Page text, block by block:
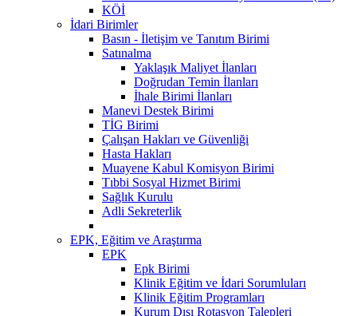
KÖİ
İdari Birimler
Basın - İletişim ve Tanıtım Birimi
Satınalma
Yaklaşık Maliyet İlanları
Doğrudan Temin İlanları
İhale Birimi İlanları
Manevi Destek Birimi
TİG Birimi
Çalışan Hakları ve Güvenliği
Hasta Hakları
Muayene Kabul Komisyon Birimi
Tıbbi Sosyal Hizmet Birimi
Sağlık Kurulu
Adli Sekreterlik
EPK, Eğitim ve Araştırma
EPK
Epk Birimi
Klinik Eğitim ve İdari Sorumluları
Klinik Eğitim Programları
Kurum Dışı Rotasyon Talepleri